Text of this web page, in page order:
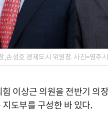
손성호 경제도시 위원장. 사진=영주
이상근 의원을 전반기 의
도부를 구성한 바 있다.